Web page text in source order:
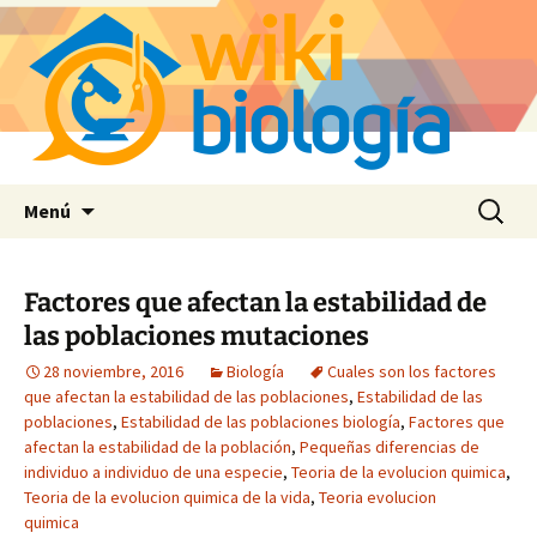
Menú Buscar:
Factores que afectan la estabilidad de
las poblaciones mutaciones
28 noviembre, 2016 Biología
Cuales son los factores
que afectan la estabilidad de las poblaciones, Estabilidad de las
poblaciones, Estabilidad de las poblaciones biología, Factores que
afectan la estabilidad de la población, Pequeñas diferencias de
individuo a individuo de una especie, Teoria de la evolucion quimica,
Teoria de la evolucion quimica de la vida, Teoria evolucion
quimica